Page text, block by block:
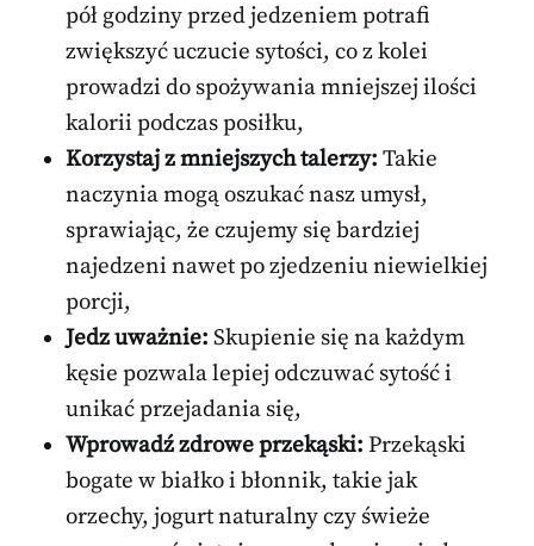
pół godziny przed jedzeniem potrafi
zwiększyć uczucie sytości, co z kolei
prowadzi do spożywania mniejszej ilości
kalorii podczas posiłku,
Korzystaj z mniejszych talerzy: Takie
naczynia mogą oszukać nasz umysł,
sprawiając, że czujemy się bardziej
najedzeni nawet po zjedzeniu niewielkiej
porcji,
Jedz uważnie: Skupienie się na każdym
kęsie pozwala lepiej odczuwać sytość i
unikać przejadania się,
Wprowadź zdrowe przekąski: Przekąski
bogate w białko i błonnik, takie jak
orzechy, jogurt naturalny czy świeże